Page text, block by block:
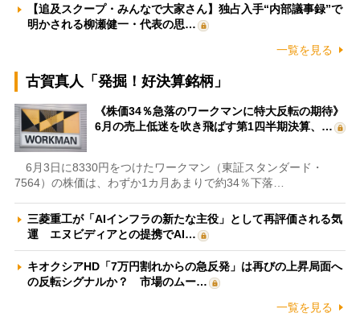
【追及スクープ・みんなで大家さん】独占入手“内部議事録”で
明かされる柳瀬健一・代表の思…
一覧を見る
古賀真人「発掘！好決算銘柄」
《株価34％急落のワークマンに特大反転の期待》
6月の売上低迷を吹き飛ばす第1四半期決算、…
6月3日に8330円をつけたワークマン（東証スタンダード・
7564）の株価は、わずか1カ月あまりで約34％下落…
三菱重工が「AIインフラの新たな主役」として再評価される気
運 エヌビディアとの提携でAI…
キオクシアHD「7万円割れからの急反発」は再びの上昇局面へ
の反転シグナルか？ 市場のムー…
一覧を見る